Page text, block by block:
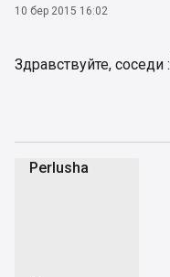
10 бер 2015 16:02
Здравствуйте, соседи :
Perlusha